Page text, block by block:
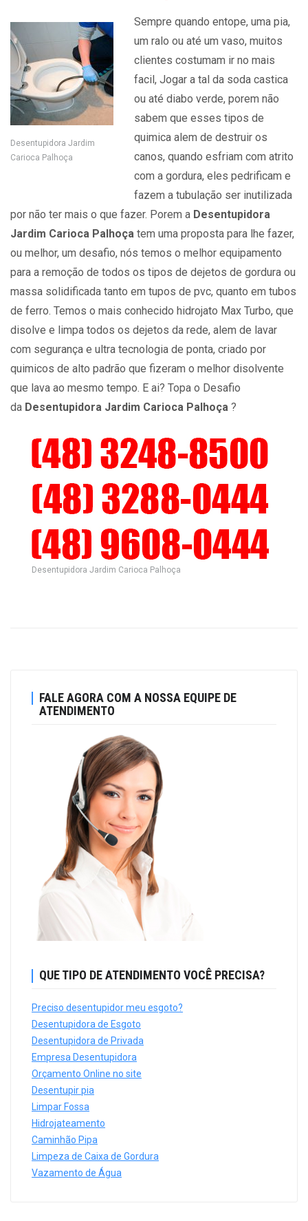
Desentupidora Jardim
Carioca Palhoça
Sempre quando entope, uma pia,
um ralo ou até um vaso, muitos
clientes costumam ir no mais
facil, Jogar a tal da soda castica
ou até diabo verde, porem não
sabem que esses tipos de
quimica alem de destruir os
canos, quando esfriam com atrito
com a gordura, eles pedrificam e
fazem a tubulação ser inutilizada
por não ter mais o que fazer. Porem a Desentupidora
Jardim Carioca Palhoça tem uma proposta para lhe fazer,
ou melhor, um desafio, nós temos o melhor equipamento
para a remoção de todos os tipos de dejetos de gordura ou
massa solidificada tanto em tupos de pvc, quanto em tubos
de ferro. Temos o mais conhecido hidrojato Max Turbo, que
disolve e limpa todos os dejetos da rede, alem de lavar
com segurança e ultra tecnologia de ponta, criado por
quimicos de alto padrão que fizeram o melhor disolvente
que lava ao mesmo tempo. E ai? Topa o Desafio
da Desentupidora Jardim Carioca Palhoça ?
Desentupidora Jardim Carioca Palhoça
FALE AGORA COM A NOSSA EQUIPE DE
ATENDIMENTO
QUE TIPO DE ATENDIMENTO VOCÊ PRECISA?
Preciso desentupidor meu esgoto?
Desentupidora de Esgoto
Desentupidora de Privada
Empresa Desentupidora
Orçamento Online no site
Desentupir pia
Limpar Fossa
Hidrojateamento
Caminhão Pipa
Limpeza de Caixa de Gordura
Vazamento de Água